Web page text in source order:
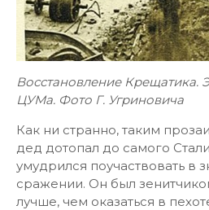
Восстановление Крещатика.
ЦУМа. Фото Г. Угриновича
Как ни странно, таким
дед дотопал до самого
умудрился поучаствовать в
сражении. Он был
лучше, чем оказаться в